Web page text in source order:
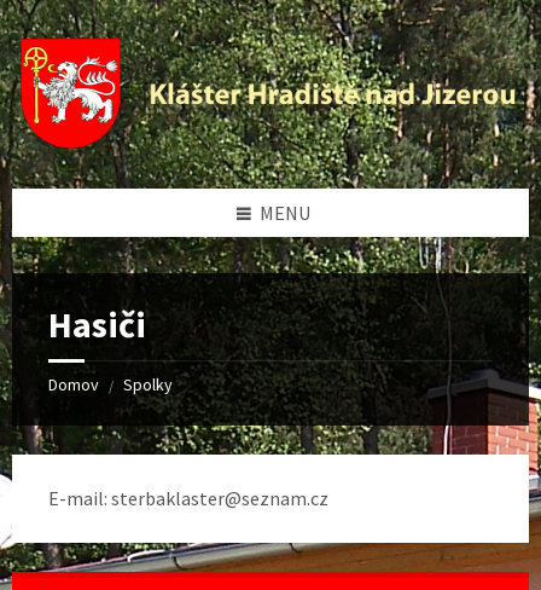
Preskočiť
na
obsah
Přeskočit
levý
panel
Přeskočit
na
patičku
MENU
Hasiči
Domov / Spolky
E-mail: sterbaklaster@seznam.cz